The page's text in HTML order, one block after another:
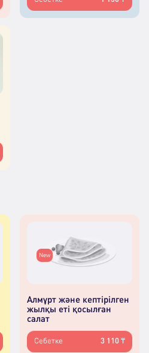
New
Алмұрт және кептірілген
жылқы еті қосылған
салат
Себетке 3 110 ₸